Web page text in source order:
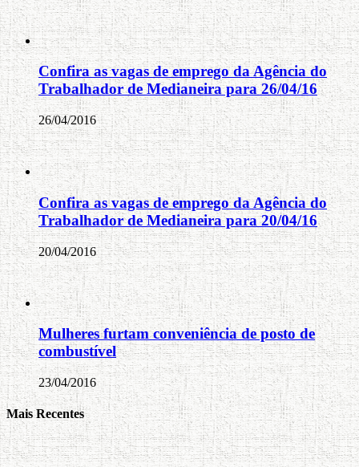
Confira as vagas de emprego da Agência do
Trabalhador de Medianeira para 26/04/16
26/04/2016
Confira as vagas de emprego da Agência do
Trabalhador de Medianeira para 20/04/16
20/04/2016
Mulheres furtam conveniência de posto de
combustível
23/04/2016
Mais Recentes